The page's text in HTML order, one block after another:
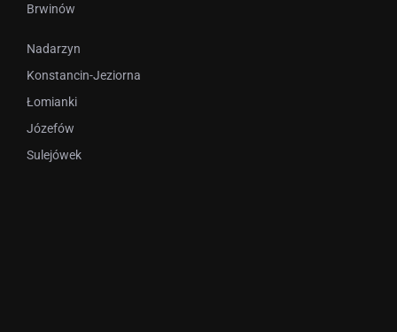
Brwinów
Nadarzyn
Konstancin-Jeziorna
Łomianki
Józefów
Sulejówek